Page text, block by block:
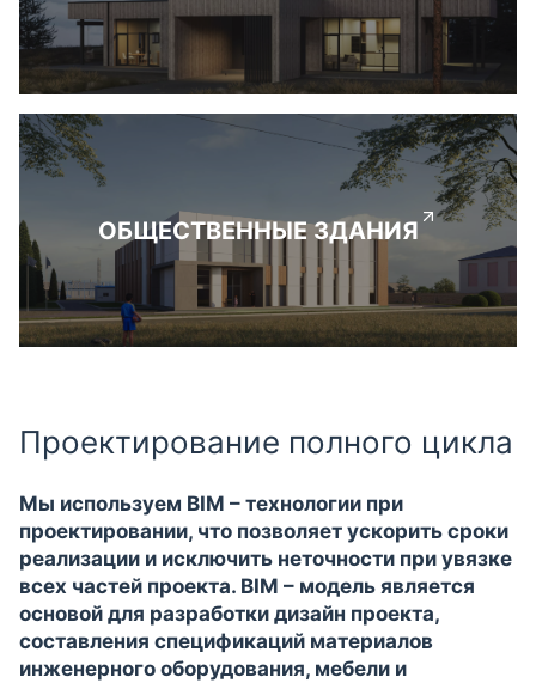
ОБЩЕСТВЕННЫЕ ЗДАНИЯ
Проектирование полного цикла
Мы используем BIM – технологии при
проектировании, что позволяет ускорить сроки
реализации и исключить неточности при увязке
всех частей проекта. BIM – модель является
основой для разработки дизайн проекта,
составления спецификаций материалов
инженерного оборудования, мебели и